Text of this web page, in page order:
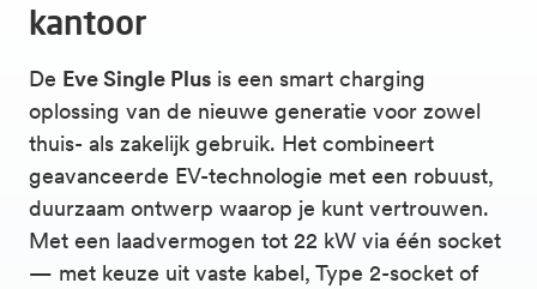
kantoor
De Eve Single Plus is een smart charging
oplossing van de nieuwe generatie voor zowel
thuis- als zakelijk gebruik. Het combineert
geavanceerde EV-technologie met een robuust,
duurzaam ontwerp waarop je kunt vertrouwen.
Met een laadvermogen tot 22 kW via één socket
— met keuze uit vaste kabel, Type 2-socket of